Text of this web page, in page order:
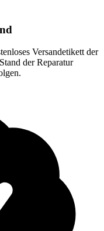
Versandetikett der
der Reparatur